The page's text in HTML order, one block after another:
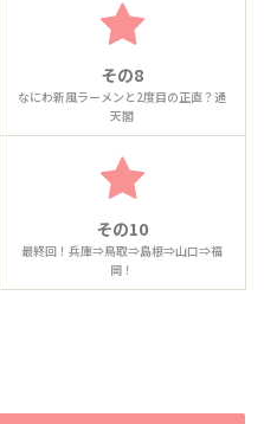
その8
なにわ新風ラーメンと2度目の正直？通
天閣
その10
最終回！兵庫⇒鳥取⇒島根⇒山口⇒福
岡！